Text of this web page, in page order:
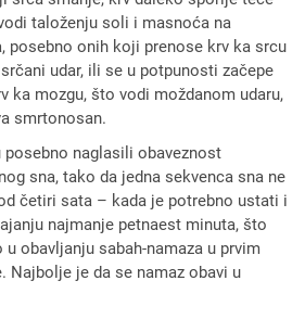
taloženju soli i masnoća na
posebno onih koji prenose krv ka srcu
udar, ili se u potpunosti začepe
ka mozgu, što vodi moždanom udaru,
smrtonosan.
naglasili obaveznost
sna, tako da jedna sekvenca sna ne
četiri sata – kada je potrebno ustati i
najmanje petnaest minuta, što
obavljanju sabah-namaza u prvim
Najbolje je da se namaz obavi u